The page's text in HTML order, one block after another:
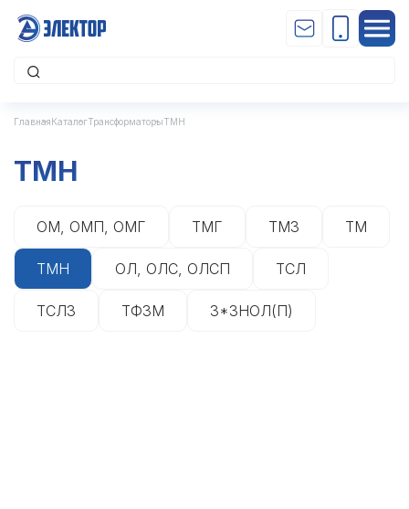
ГлавнаяКаталогТрансформаторыТМН
ТМН
ОМ, ОМП, ОМГ ТМГ ТМЗ ТМ
ТМН ОЛ, ОЛС, ОЛСП ТСЛ
ТСЛЗ ТФЗМ 3*ЗНОЛ(П)